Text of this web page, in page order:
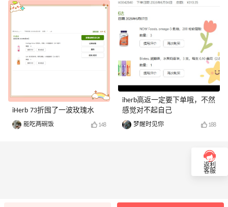
iHerb 73折囤了一波玫瑰水
能吃两碗饭 148
iherb高返一定要下单哦，不然
感觉对不起自己
梦醒时见你 188
返利
客服